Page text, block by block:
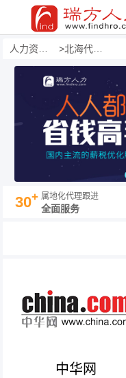
北海代发工资
30+ 属地化代理跟进
全面服务
中华网